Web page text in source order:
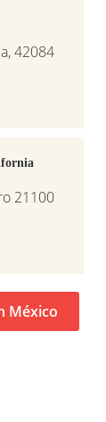
42084
21100
México